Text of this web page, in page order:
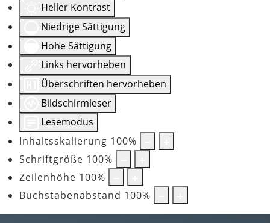
Heller Kontrast
Niedrige Sättigung
Hohe Sättigung
Links hervorheben
Überschriften hervorheben
Bildschirmleser
Lesemodus
Inhaltsskalierung 100%
Schriftgröße 100%
Zeilenhöhe 100%
Buchstabenabstand 100%